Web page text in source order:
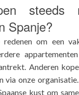
steeds
Spanje?
redenen om een
Anderen
via onze
kust om